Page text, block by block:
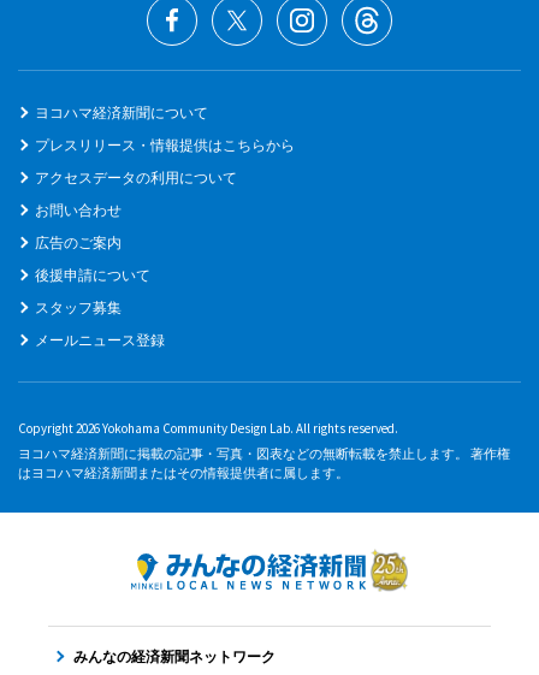
ヨコハマ経済新聞について
プレスリリース・情報提供はこちらから
アクセスデータの利用について
お問い合わせ
広告のご案内
後援申請について
スタッフ募集
メールニュース登録
Copyright 2026 Yokohama Community Design Lab. All rights reserved.
ヨコハマ経済新聞に掲載の記事・写真・図表などの無断転載を禁止します。 著作権
はヨコハマ経済新聞またはその情報提供者に属します。
みんなの経済新聞ネットワーク